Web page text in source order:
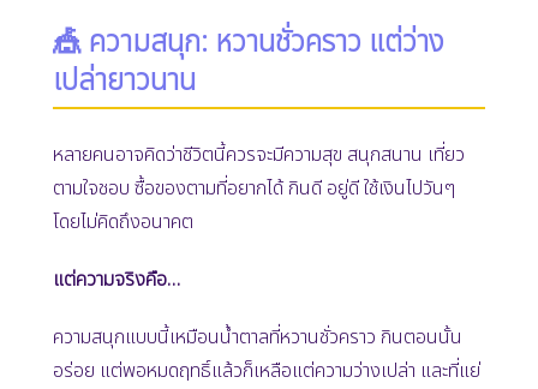
🎪 ความสนุก: หวานชั่วคราว แต่ว่าง
เปล่ายาวนาน
หลายคนอาจคิดว่าชีวิตนี้ควรจะมีความสุข สนุกสนาน เที่ยว
ตามใจชอบ ซื้อของตามที่อยากได้ กินดี อยู่ดี ใช้เงินไปวันๆ
โดยไม่คิดถึงอนาคต
แต่ความจริงคือ…
ความสนุกแบบนี้เหมือนน้ำตาลที่หวานชั่วคราว กินตอนนั้น
อร่อย แต่พอหมดฤทธิ์แล้วก็เหลือแต่ความว่างเปล่า และที่แย่